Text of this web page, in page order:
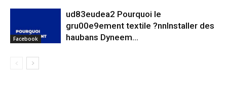
Facebook
ud83eudea2 Pourquoi le
gru00e9ement textile ?nnInstaller des
haubans Dyneem…